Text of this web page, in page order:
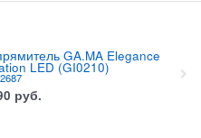
GA.MA Elegance
LED (GI0210)
руб.